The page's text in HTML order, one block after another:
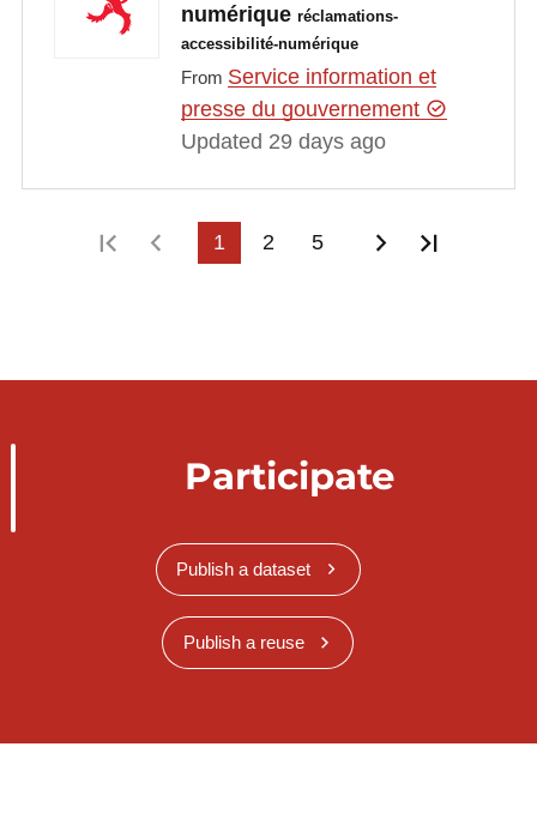
numérique réclamations-
accessibilité-numérique
From Service information et
presse du gouvernement
Updated 29 days ago
First pagePrevious page
1 2 5 Next page
Participate
Publish a dataset
Publish a reuse